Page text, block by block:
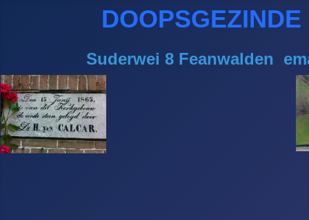
Suderwei 8 Feanwalden